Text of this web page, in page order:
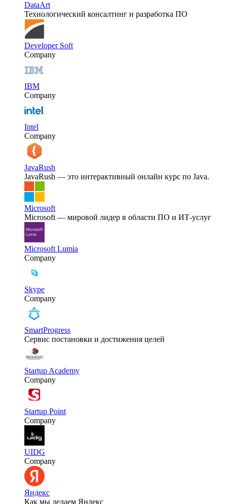
DataArt
Технологический консалтинг и разработка ПО
Developer Soft
Company
IBM
Company
Intel
Company
JavaRush
JavaRush — это интерактивный онлайн курс по Java.
Microsoft
Microsoft — мировой лидер в области ПО и ИТ-услуг
Microsoft Lumia
Company
Skype
Company
SmartProgress
Сервис постановки и достижения целей
Startup Academy
Company
Startup Point
Company
UIDG
Company
Яндекс
Как мы делаем Яндекс